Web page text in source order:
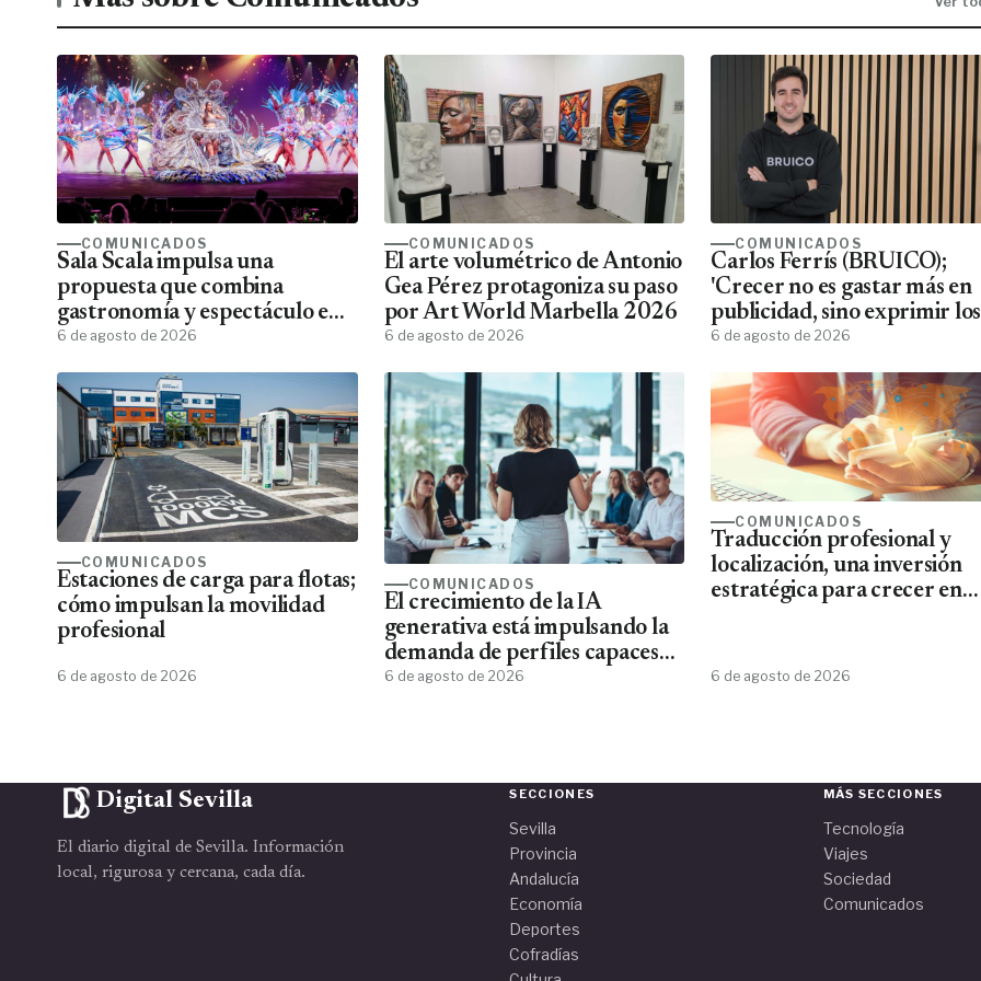
COMUNICADOS
Sala Scala impulsa una
propuesta que combina
gastronomía y espectáculo en
Gran Canaria
6 de agosto de 2026
COMUNICADOS
El arte volumétrico de Antonio
Gea Pérez protagoniza su paso
por Art World Marbella 2026
6 de agosto de 2026
COMUNICADOS
Carlos Ferrís (BRUICO);
'Crecer no es gastar más en
publicidad, sino exprimir los
datos que ya tienes'
6 de agosto de 2026
COMUNICADOS
Estaciones de carga para flotas;
cómo impulsan la movilidad
profesional
6 de agosto de 2026
COMUNICADOS
El crecimiento de la IA
generativa está impulsando la
demanda de perfiles capaces
de aplicar esta tecnología
6 de agosto de 2026
COMUNICADOS
Traducción profesional y
localización, una inversión
estratégica para crecer en
6 de agosto de 2026
Digital Sevilla
El diario digital de Sevilla. Información
local, rigurosa y cercana, cada día.
SECCIONES
Sevilla
Provincia
Andalucía
Economía
Deportes
Cofradías
MÁS SECCIONES
Tecnología
Viajes
Sociedad
Comunicados